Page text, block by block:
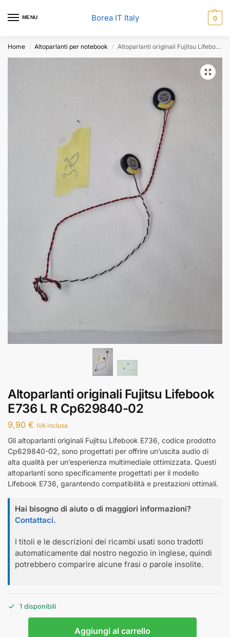
MENU Borea IT Italy 0
Home / Altoparlanti per notebook / Altoparlanti originali Fujitsu Lifebook E736 L R Cp629840-02
Altoparlanti originali Fujitsu Lifebook
E736 L R Cp629840-02
9,90 € IVA inclusa
Gli altoparlanti originali Fujitsu Lifebook E736, codice prodotto
Cp629840-02, sono progettati per offrire un’uscita audio di
alta qualità per un’esperienza multimediale ottimizzata. Questi
altoparlanti sono specificamente progettati per il modello
Lifebook E736, garantendo compatibilità e prestazioni ottimali.
Hai bisogno di aiuto o di maggiori informazioni?
Contattaci.
I titoli e le descrizioni dei ricambi usati sono tradotti
automaticamente dal nostro negozio in inglese, quindi
potrebbero comparire alcune frasi o parole insolite.
1 disponibili
Aggiungi al carrello